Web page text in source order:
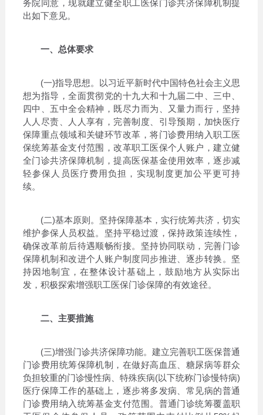
务院同意，现就建立健全职工医保门诊共济保障机制提
出如下意见。
一、总体要求
(一)指导思想。以习近平新时代中国特色社会主义思
想为指导，全面贯彻党的十九大和十九届二中、三中、
四中、五中全会精神，既尽力而为、又量力而行，坚持
人人尽责、人人享有，完善制度、引导预期，加快医疗
保障重点领域和关键环节改革，将门诊费用纳入职工医
保统筹基金支付范围，改革职工医保个人账户，建立健
全门诊共济保障机制，提高医保基金使用效率，逐步减
轻参保人员医疗费用负担，实现制度更加公平更可持
续。
(二)基本原则。坚持保障基本，实行统筹共济，切实
维护参保人员权益。坚持平稳过渡，保持政策连续性，
确保改革前后待遇顺畅衔接。坚持协同联动，完善门诊
保障机制和改进个人账户制度同步推进、逐步转换。坚
持因地制宜，在整体设计基础上，鼓励地方从实际出
发，积极探索增强职工医保门诊保障的有效途径。
二、主要措施
(三)增强门诊共济保障功能。建立完善职工医保普通
门诊费用统筹保障机制，在做好高血压、糖尿病等群众
负担较重的门诊慢性病、特殊疾病(以下统称门诊慢特病)
医疗保障工作的基础上，逐步将多发病、常见病的普通
门诊费用纳入统筹基金支付范围。普通门诊统筹覆盖职